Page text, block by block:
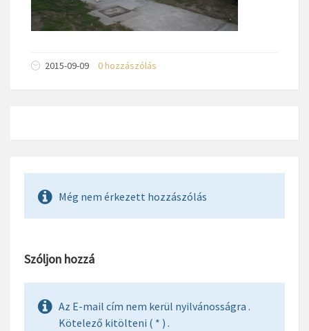
2015-09-09 0 hozzászólás
Még nem érkezett hozzászólás
Szóljon hozzá
Az E-mail cím nem kerül nyilvánosságra .
Kötelező kitölteni ( * ) .